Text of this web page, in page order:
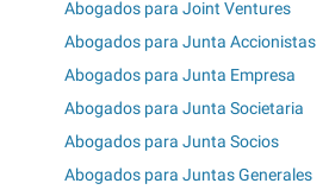
Abogados para Joint Ventures
Abogados para Junta Accionistas
Abogados para Junta Empresa
Abogados para Junta Societaria
Abogados para Junta Socios
Abogados para Juntas Generales